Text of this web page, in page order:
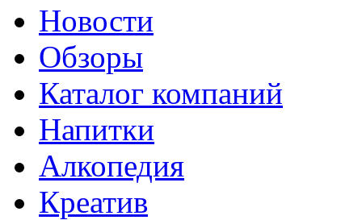
Новости
Обзоры
Каталог компаний
Напитки
Алкопедия
Креатив